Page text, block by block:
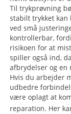
Til trykprøvning
stabilt trykket kan
ved små
kontrollerbar,
risikoen for at
spiller også ind,
afbrydelser og en
Hvis du arbejder
udbedre
være oplagt at
reparation. Her